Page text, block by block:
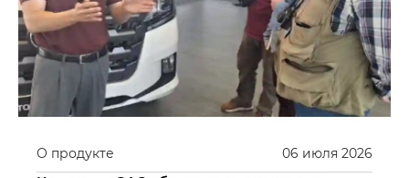
06 июля 2026
О продукте